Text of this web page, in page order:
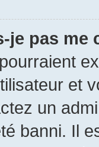
je pas me
et
un
banni. Il